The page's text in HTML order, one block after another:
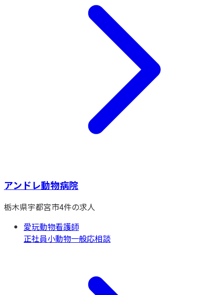
アンドレ動物病院
栃木県宇都宮市4件の求人
愛玩動物看護師
正社員小動物一般応相談